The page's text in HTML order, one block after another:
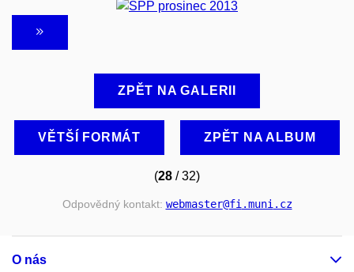
ZPĚT NA GALERII
VĚTŠÍ FORMÁT ZPĚT NA ALBUM
(28 / 32)
Odpovědný kontakt: webmaster@fi.muni.cz
O nás